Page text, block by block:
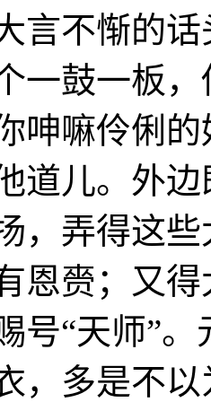
言不惭的
一鼓一板
呻嘛伶俐
道儿。外
，弄得这
恩赍；又
号“天师”
，多是不